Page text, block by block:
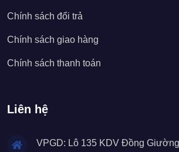
Chính sách đổi trả
Chính sách giao hàng
Chính sách thanh toán
Liên hệ
VPGD: Lô 135 KDV Đồng